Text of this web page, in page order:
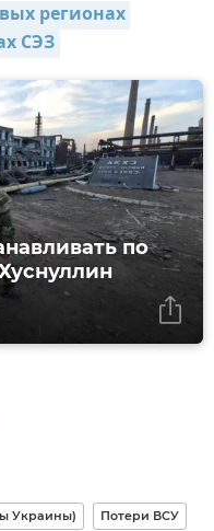
регионах
СЭЗ
по
Украины) Потери ВСУ